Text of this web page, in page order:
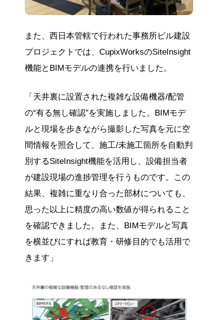
また、西日本管轄で行われた事務所ビル建設
プロジェクトでは、CupixWorksのSiteInsight
機能とBIMモデルの連携を行いました。
「天井裏に設置された複雑な設備機器/配管
の“有る無し確認”を実施しました。BIMモデ
ルと現場を歩きながら撮影した写真を元に空
間情報を照合して、施工/未施工箇所を自動判
別するSiteInsight機能を活用し、設備担当者
が建設現場の進捗管理を行うものです。この
結果、複雑に重なり合った部材についても、
思った以上に精度の高い数値が得られること
を確認できました。また、BIMモデルと写真
を横並びにすれば教育・研修目的でも活用で
きます」